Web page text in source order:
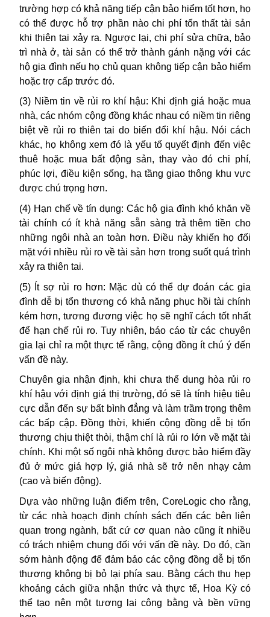
trường hợp có khả năng tiếp cận bảo hiểm tốt hơn, họ
có thể được hỗ trợ phần nào chi phí tổn thất tài sản
khi thiên tai xảy ra. Ngược lại, chi phí sửa chữa, bảo
trì nhà ở, tài sản có thể trở thành gánh nặng với các
hộ gia đình nếu họ chủ quan không tiếp cận bảo hiểm
hoặc trợ cấp trước đó.
(3) Niềm tin về rủi ro khí hậu: Khi định giá hoặc mua
nhà, các nhóm cộng đồng khác nhau có niềm tin riêng
biệt về rủi ro thiên tai do biến đổi khí hậu. Nói cách
khác, họ không xem đó là yếu tố quyết định đến việc
thuê hoặc mua bất động sản, thay vào đó chi phí,
phúc lợi, điều kiện sống, hạ tầng giao thông khu vực
được chú trọng hơn.
(4) Hạn chế về tín dụng: Các hộ gia đình khó khăn về
tài chính có ít khả năng sẵn sàng trả thêm tiền cho
những ngôi nhà an toàn hơn. Điều này khiến họ đối
mặt với nhiều rủi ro về tài sản hơn trong suốt quá trình
xảy ra thiên tai.
(5) Ít sợ rủi ro hơn: Mặc dù có thể dự đoán các gia
đình dễ bị tổn thương có khả năng phục hồi tài chính
kém hơn, tương đương việc họ sẽ nghĩ cách tốt nhất
để hạn chế rủi ro. Tuy nhiên, báo cáo từ các chuyên
gia lại chỉ ra một thực tế rằng, cộng đồng ít chú ý đến
vấn đề này.
Chuyên gia nhận định, khi chưa thể dung hòa rủi ro
khí hậu với định giá thị trường, đó sẽ là tính hiệu tiêu
cực dẫn đến sự bất bình đẳng và làm trầm trọng thêm
các bấp cập. Đồng thời, khiến cộng đồng dễ bị tổn
thương chịu thiệt thòi, thậm chí là rủi ro lớn về mặt tài
chính. Khi một số ngôi nhà không được bảo hiểm đầy
đủ ở mức giá hợp lý, giá nhà sẽ trở nên nhạy cảm
(cao và biến động).
Dựa vào những luận điểm trên, CoreLogic cho rằng,
từ các nhà hoạch định chính sách đến các bên liên
quan trong ngành, bất cứ cơ quan nào cũng ít nhiều
có trách nhiệm chung đối với vấn đề này. Do đó, cần
sớm hành động để đảm bảo các cộng đồng dễ bị tổn
thương không bị bỏ lại phía sau. Bằng cách thu hẹp
khoảng cách giữa nhận thức và thực tế, Hoa Kỳ có
thể tạo nên một tương lai công bằng và bền vững